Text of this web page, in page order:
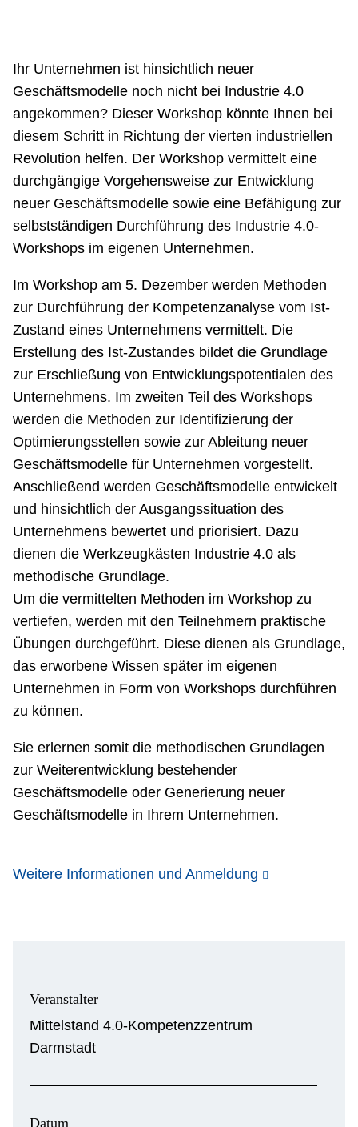
Ihr Unternehmen ist hinsichtlich neuer
Geschäftsmodelle noch nicht bei Industrie 4.0
angekommen? Dieser Workshop könnte Ihnen bei
diesem Schritt in Richtung der vierten industriellen
Revolution helfen. Der Workshop vermittelt eine
durchgängige Vorgehensweise zur Entwicklung
neuer Geschäftsmodelle sowie eine Befähigung zur
selbstständigen Durchführung des Industrie 4.0-
Workshops im eigenen Unternehmen.
Im Workshop am 5. Dezember werden Methoden
zur Durchführung der Kompetenzanalyse vom Ist-
Zustand eines Unternehmens vermittelt. Die
Erstellung des Ist-Zustandes bildet die Grundlage
zur Erschließung von Entwicklungspotentialen des
Unternehmens. Im zweiten Teil des Workshops
werden die Methoden zur Identifizierung der
Optimierungsstellen sowie zur Ableitung neuer
Geschäftsmodelle für Unternehmen vorgestellt.
Anschließend werden Geschäftsmodelle entwickelt
und hinsichtlich der Ausgangssituation des
Unternehmens bewertet und priorisiert. Dazu
dienen die Werkzeugkästen Industrie 4.0 als
methodische Grundlage.
Um die vermittelten Methoden im Workshop zu
vertiefen, werden mit den Teilnehmern praktische
Übungen durchgeführt. Diese dienen als Grundlage,
das erworbene Wissen später im eigenen
Unternehmen in Form von Workshops durchführen
zu können.
Sie erlernen somit die methodischen Grundlagen
zur Weiterentwicklung bestehender
Geschäftsmodelle oder Generierung neuer
Geschäftsmodelle in Ihrem Unternehmen.
Weitere Informationen und Anmeldung
Veranstalter
Mittelstand 4.0-Kompetenzzentrum
Darmstadt
Datum